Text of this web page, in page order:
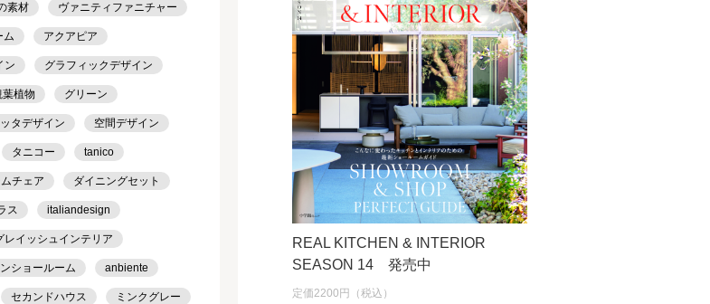
素材 ヴァニティファニチャー
ム アクアピア
ン グラフィックデザイン
葉植物 グリーン
タデザイン 空間デザイン
タニコー tanico
チェア ダイニングセット
ス italiandesign
レイッシュインテリア
ショールーム anbiente
セカンドハウス ミンクグレー
REAL KITCHEN & INTERIOR
SEASON 14 発売中
定価2200円（税込）